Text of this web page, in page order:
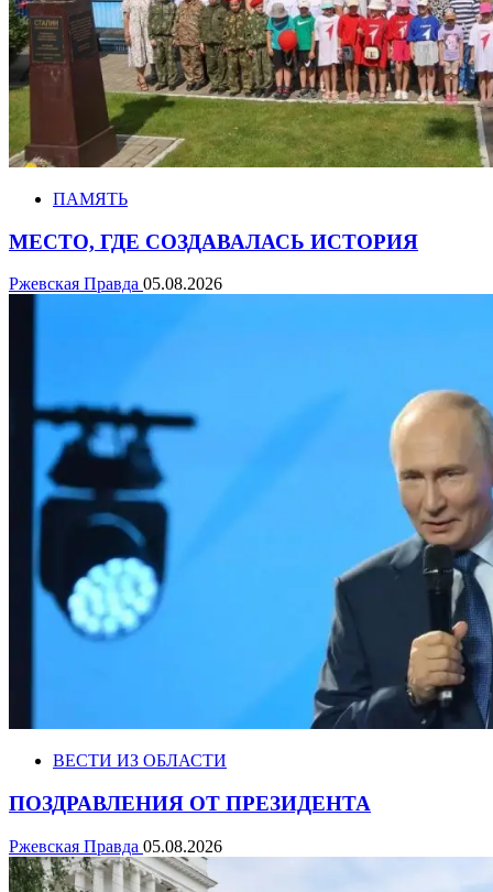
ПАМЯТЬ
МЕСТО, ГДЕ СОЗДАВАЛАСЬ ИСТОРИЯ
Ржевская Правда 05.08.2026
ВЕСТИ ИЗ ОБЛАСТИ
ПОЗДРАВЛЕНИЯ ОТ ПРЕЗИДЕНТА
Ржевская Правда 05.08.2026